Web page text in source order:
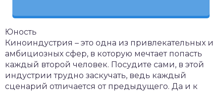
Юность
Киноиндустрия – это одна из привлекательных и
амбициозных сфер, в которую мечтает попасть
каждый второй человек. Посудите сами, в этой
индустрии трудно заскучать, ведь каждый
сценарий отличается от предыдущего. Да и к